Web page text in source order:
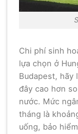
Chi phí sinh
lựa chọn ở
Budapest, hãy
đây cao hơn
nước. Mức
tháng là
uống, bảo